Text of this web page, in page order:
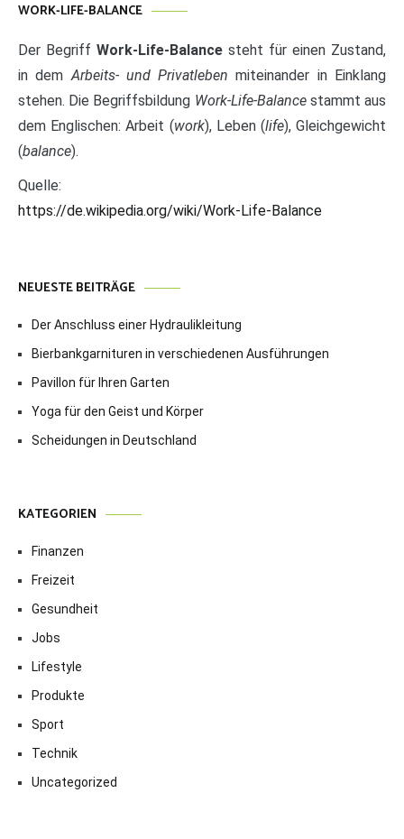
WORK-LIFE-BALANCE
Der Begriff Work-Life-Balance steht für einen Zustand,
in demArbeits- und Privatleben miteinander in Einklang
stehen. Die Begriffsbildung Work-Life-Balancestammt aus
dem Englischen: Arbeit (work), Leben (life), Gleichgewicht
(balance).
Quelle:
https://de.wikipedia.org/wiki/Work-Life-Balance
NEUESTE BEITRÄGE
Der Anschluss einer Hydraulikleitung
Bierbankgarnituren in verschiedenen Ausführungen
Pavillon für Ihren Garten
Yoga für den Geist und Körper
Scheidungen in Deutschland
KATEGORIEN
Finanzen
Freizeit
Gesundheit
Jobs
Lifestyle
Produkte
Sport
Technik
Uncategorized